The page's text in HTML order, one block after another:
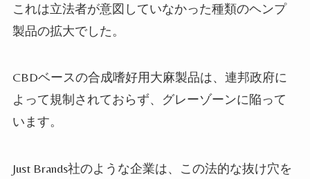
これは立法者が意図していなかった種類のヘンプ
製品の拡大でした。
CBDベースの合成嗜好用大麻製品は、連邦政府に
よって規制されておらず、グレーゾーンに陥って
います。
Just Brands社のような企業は、この法的な抜け穴を